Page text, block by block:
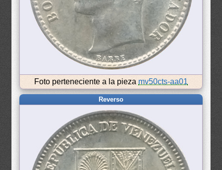
Foto perteneciente a la pieza mv50cts-aa01
Reverso